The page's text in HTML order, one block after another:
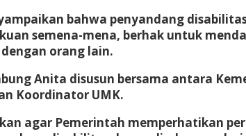
bahwa penyandang
semena-mena, berhak untuk
orang lain.
Anita disusun bersama antara
Koordinator UMK.
agar Pemerintah memperhatikan